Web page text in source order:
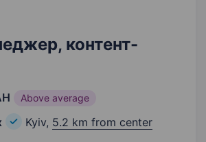
контент-
Above average
Kyiv, 5.2 km from center